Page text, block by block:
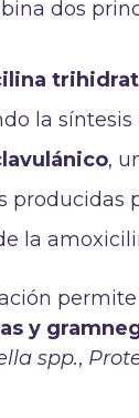
dos
la síntesis
,
producidas
la
y
spp.,